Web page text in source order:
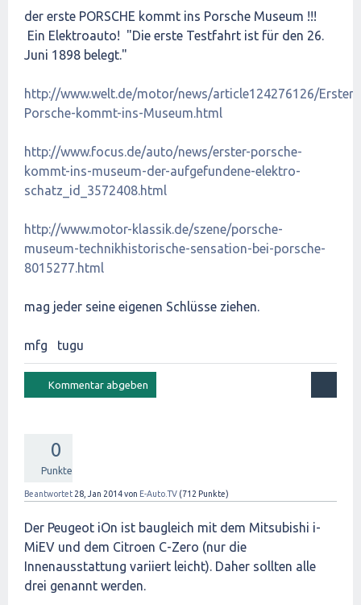
der erste PORSCHE kommt ins Porsche Museum !!!
Ein Elektroauto! "Die erste Testfahrt ist für den 26.
Juni 1898 belegt."
http://www.welt.de/motor/news/article124276126/Erster-
Porsche-kommt-ins-Museum.html
http://www.focus.de/auto/news/erster-porsche-
kommt-ins-museum-der-aufgefundene-elektro-
schatz_id_3572408.html
http://www.motor-klassik.de/szene/porsche-
museum-technikhistorische-sensation-bei-porsche-
8015277.html
mag jeder seine eigenen Schlüsse ziehen.
mfg tugu
0
Punkte
Beantwortet 28, Jan 2014von E-Auto.TV (712 Punkte)
Der Peugeot iOn ist baugleich mit dem Mitsubishi i-
MiEV und dem Citroen C-Zero (nur die
Innenausstattung variiert leicht). Daher sollten alle
drei genannt werden.